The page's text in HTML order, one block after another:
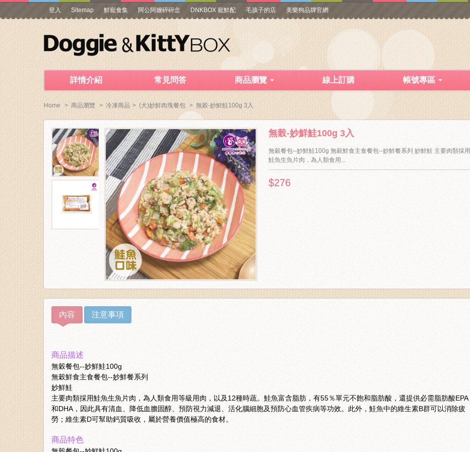
登入 Sitemap 鮮寵食集 阿公阿嬤碎碎念 DNKBOX 寵鮮配 毛孩子的店 美樂狗品牌官網
詳情介紹 常見問答 商品瀏覽 線上訂購 帳號專區
Home > 商品瀏覽 > 冷凍商品 > (犬)妙鮮肉塊餐包 > 無榖-妙鮮鮭100g 3入
無榖-妙鮮鮭100g 3入
無穀餐包--妙鮮鮭100g 無穀鮮食主食餐包--妙鮮餐系列 妙鮮鮭 主要肉類採用
鮭魚生魚片肉，為人類食用...
$276
內容 注意事項
商品描述
無穀餐包--妙鮮鮭100g
無穀鮮食主食餐包--妙鮮餐系列
妙鮮鮭
主要肉類採用鮭魚生魚片肉，為人類食用等級用肉，以及12種時蔬。鮭魚富含脂肪，有55％單元不飽和脂肪酸，還提供必需脂肪酸EPA
和DHA，因此具有清血、降低血膽固醇、預防視力減退、活化腦細胞及預防心血管疾病等功效。此外，鮭魚中的維生素B群可以消除疲
勞；維生素D可幫助鈣質吸收，屬於營養價值極高的食材。
商品特色